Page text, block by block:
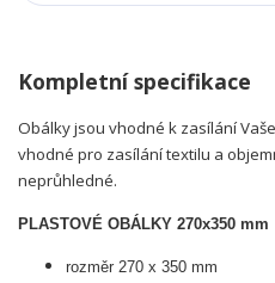
Kompletní specifikace
Obálky jsou vhodné k zasílání
vhodné pro zasílání textilu a
neprůhledné.
PLASTOVÉ OBÁLKY 270x350 mm
rozměr 270 x 350 mm